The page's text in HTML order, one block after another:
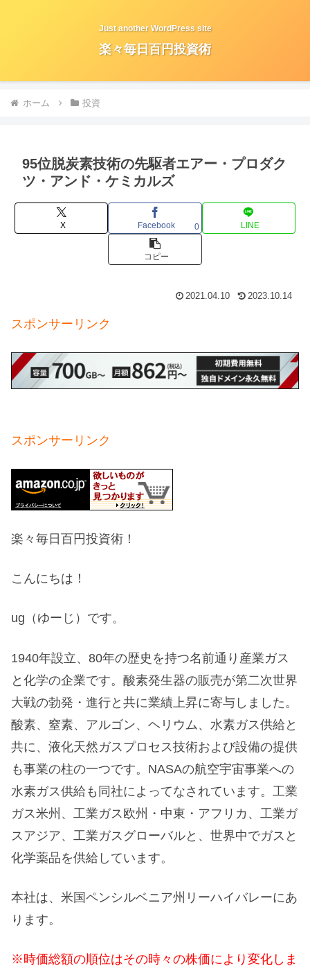
Just another WordPress site
楽々毎日百円投資術
ホーム 投資
95位脱炭素技術の先駆者エアー・プロダク
ツ・アンド・ケミカルズ
X Facebook 0 LINE
コピー
2021.04.10 2023.10.14
スポンサーリンク
スポンサーリンク
楽々毎日百円投資術！
こんにちは！
ug（ゆーじ）です。
1940年設立、80年の歴史を持つ名前通り産業ガス
と化学の企業です。酸素発生器の販売が第二次世界
大戦の勃発・進行と共に業績上昇に寄与しました。
酸素、窒素、アルゴン、ヘリウム、水素ガス供給と
共に、液化天然ガスプロセス技術および設備の提供
も事業の柱の一つです。NASAの航空宇宙事業への
水素ガス供給も同社によってなされています。工業
ガス米州、工業ガス欧州・中東・アフリカ、工業ガ
スアジア、工業ガスグローバルと、世界中でガスと
化学薬品を供給しています。
本社は、米国ペンシルベニア州リーハイバレーにあ
ります。
※時価総額の順位はその時々の株価により変化しま